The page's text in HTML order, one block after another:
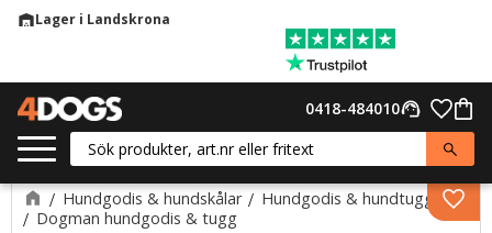
warehouseLager i Landskrona
support_agent
0418-484010
Hundgodis & hundskålar
Hundgodis & hundtugg
Dogman hundgodis & tugg